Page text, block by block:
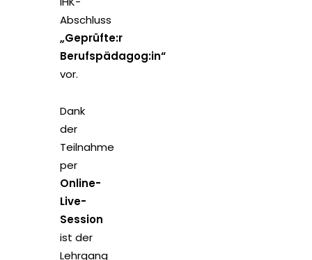
Abschluss
„Geprüfte:r
Berufspädagog:in“
vor.
Dank
der
Teilnahme
per
Online-
Live-
Session
ist der
Lehrgang